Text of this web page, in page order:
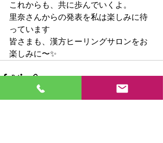
これからも、共に歩んでいくよ。
里奈さんからの発表を私は楽しみに待
っています
皆さまも、漢方ヒーリングサロンをお
楽しみに〜✨